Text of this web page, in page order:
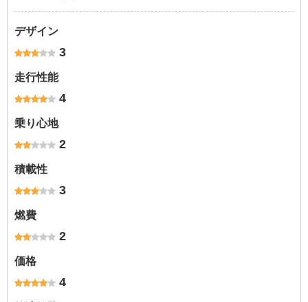
デザイン
3
走行性能
4
乗り心地
2
積載性
3
燃費
2
価格
4